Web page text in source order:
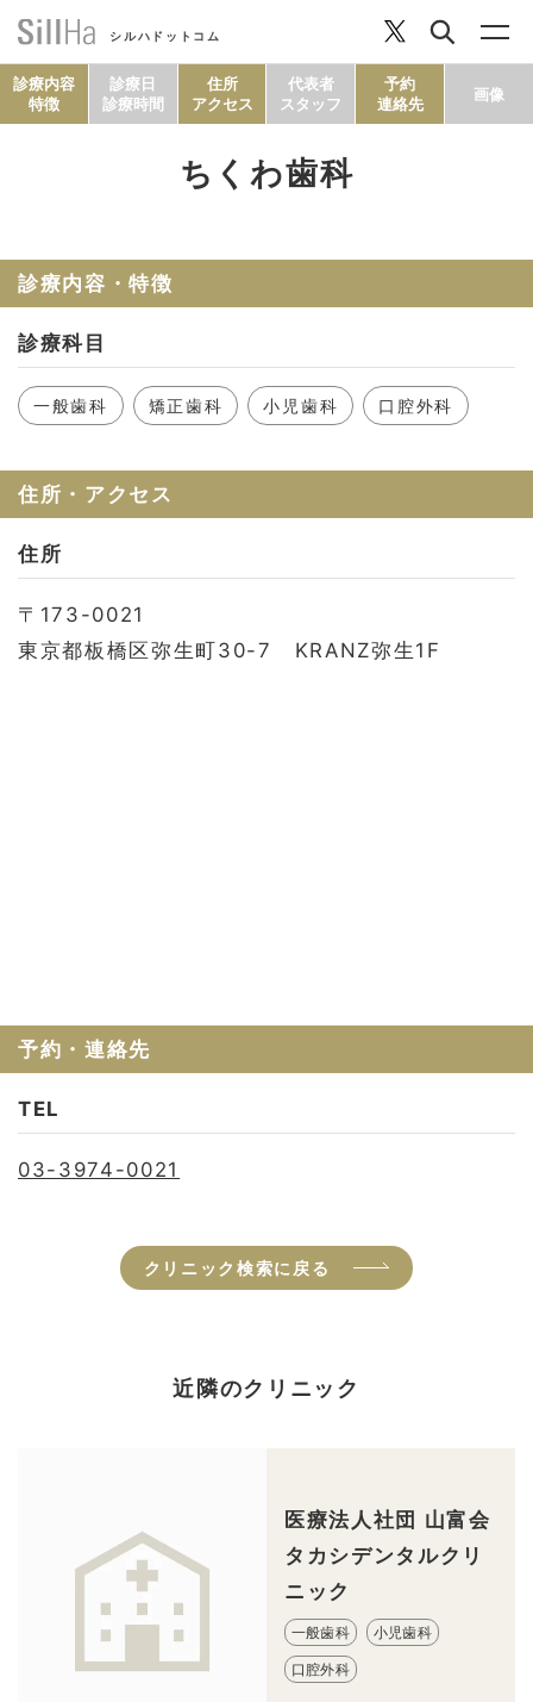
シルハドットコム
セルフチェック
診療内容
特徴
診療日
診療時間
住所
アクセス
代表者
スタッフ
予約
連絡先
画像
ちくわ歯科
診療内容・特徴
診療科目
一般歯科 矯正歯科 小児歯科 口腔外科
住所・アクセス
住所
〒173-0021
東京都板橋区弥生町30-7 KRANZ弥生1F
予約・連絡先
TEL
03-3974-0021
クリニック検索に戻る
近隣のクリニック
医療法人社団 山富会
タカシデンタルクリ
ニック
一般歯科 小児歯科
口腔外科